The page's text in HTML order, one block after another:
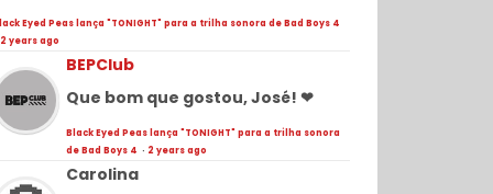
Eyed Peas lança "TONIGHT" para a trilha sonora de Bad Boys 4
2 years ago
BEPClub
Que bom que gostou, José! ❤
Black Eyed Peas lança "TONIGHT" para a trilha sonora
de Bad Boys 4 · 2 years ago
Carolina